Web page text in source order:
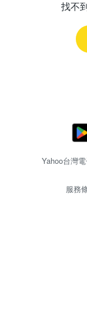
找不
Yahoo台灣
服務